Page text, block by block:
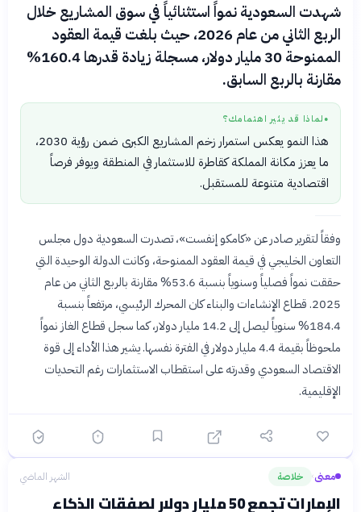
شهدت السعودية نمواً استثنائياً في سوق المشاريع خلال
الربع الثاني من عام 2026، حيث بلغت قيمة العقود
الممنوحة 30 مليار دولار، مسجلة زيادة قدرها 160.4%
مقارنة بالربع السابق.
● لماذا قد يثير اهتمامك؟
هذا النمو يعكس استمرار زخم المشاريع الكبرى ضمن رؤية 2030،
ما يعزز مكانة المملكة كقاطرة للاستثمار في المنطقة ويوفر فرصاً
اقتصادية متنوعة للمستقبل.
وفقاً لتقرير صادر عن «كامكو إنفست»، تصدرت السعودية دول مجلس
التعاون الخليجي في قيمة العقود الممنوحة، وكانت الدولة الوحيدة التي
حققت نمواً فصلياً وسنوياً بنسبة 53.6% مقارنة بالربع الثاني من عام
2025. قطاع الإنشاءات والبناء كان المحرك الرئيسي، مرتفعاً بنسبة
184.4% سنوياً ليصل إلى 14.2 مليار دولار، كما سجل قطاع الغاز نمواً
ملحوظاً بقيمة 4.4 مليار دولار في الفترة نفسها. يشير هذا الأداء إلى قوة
الاقتصاد السعودي وقدرته على استقطاب الاستثمارات رغم التحديات
الإقليمية.
معنى› خلاصة الشهر الماضي
الإمارات تجمع 50 مليار دولار لصفقات الذكاء